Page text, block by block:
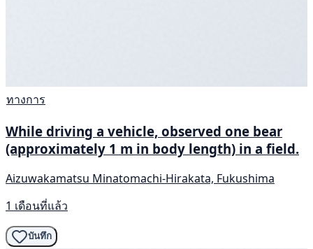
ทางการ
While driving a vehicle, observed one bear
(approximately 1 m in body length) in a field.
Aizuwakamatsu Minatomachi-Hirakata, Fukushima
1 เดือนที่แล้ว
บันทึก